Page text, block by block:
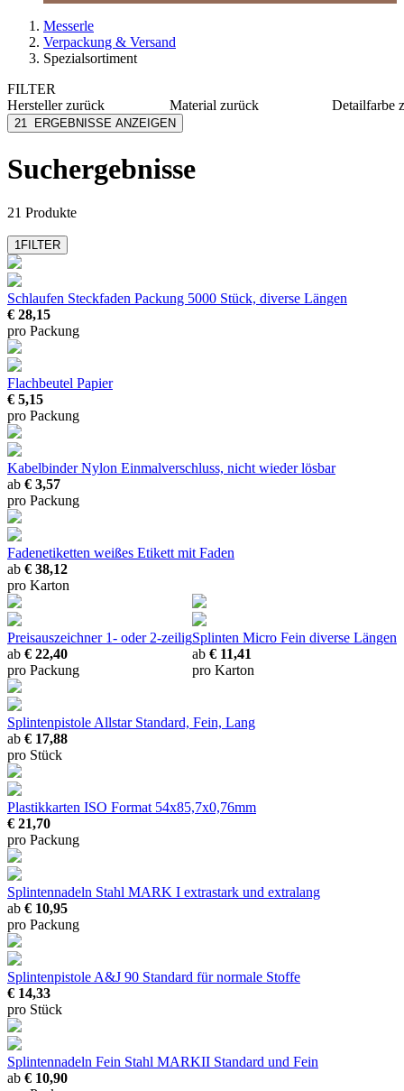
Messerle
Verpackung & Versand
Spezialsortiment
FILTER
Herstellerzurück
Allplastik
Avery Zweckform
Berryman Allstar
mehr anzeigen
Material zurück
PE
Detailfarbe
21 ERGEBNISSE ANZEIGEN
Suchergebnisse
21 Produkte
1FILTER
Schlaufen Steckfaden Packung 5000 Stück, diverse Längen
€ 28,15
pro Packung
Flachbeutel Papier
€ 5,15
pro Packung
Kabelbinder Nylon Einmalverschluss, nicht wieder lösbar
ab € 3,57
pro Packung
Fadenetiketten weißes Etikett mit Faden
ab € 38,12
pro Karton
Preisauszeichner 1- oder 2-zeilig
ab € 22,40
pro Packung
Splinten Micro Fein diverse Längen
ab € 11,41
pro Karton
Splintenpistole Allstar Standard, Fein, Lang
ab € 17,88
pro Stück
Plastikkarten ISO Format 54x85,7x0,76mm
€ 21,70
pro Packung
Splintennadeln Stahl MARK I extrastark und extralang
ab € 10,95
pro Packung
Splintenpistole A&J 90 Standard für normale Stoffe
€ 14,33
pro Stück
Splintennadeln Fein Stahl MARKII Standard und Fein
ab € 10,90